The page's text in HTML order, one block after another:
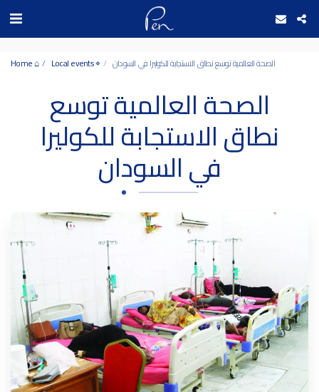
Date and time 7/8/2026 2:6:35 التاريخ والوقت
Home ⌂ Local events ⌖ الصحة العالمية توسع نطاق الاستجابة للكوليرا في السودان
الصحة العالمية توسع
نطاق الاستجابة للكوليرا
في السودان